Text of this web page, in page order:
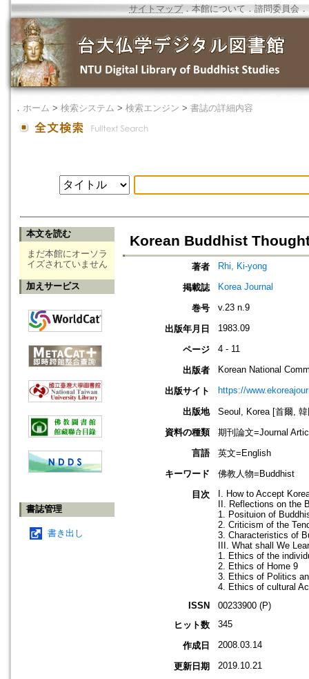
サイトマップ．本館について ． 諮問委員会 ．
． ホーム > 検索システム > 検索エンジン > 書誌の詳細内容
本文を読む
まだ本館にオーソラ
イズされていません
加えサービス
書誌管理
書き出し
Korean Buddhist
著者 Rhi, Ki-yong
掲載誌 Korea Journal
巻号 v.23 n.9
出版年月日 1983.09
ページ 4 - 11
出版者 Korean National
出版サイト https://
出版地
Seoul, Korea [首爾,
資料の種類
期刊論文=Journal
言語
英文=English
キーワード
佛教人物=Buddhist
目次
I. How to Accept
II. Reflections on the
1. Posituion of
2. Criticism of the
3. Characteristics of
III. What shall We
1. Ethics of the
2. Ethics of Home 9
3. Ethics of Politics
4. Ethics of cultural
ISSN
00233900 (P)
ヒット数
345
作成日 2008.03.14
更新日期 2019.10.21